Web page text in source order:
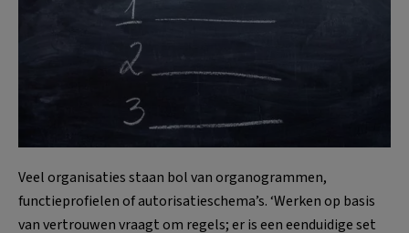
Veel organisaties staan bol van organogrammen,
functieprofielen of autorisatieschema’s. ‘Werken op basis
van vertrouwen vraagt om regels; er is een eenduidige set